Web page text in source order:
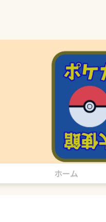
ホーム